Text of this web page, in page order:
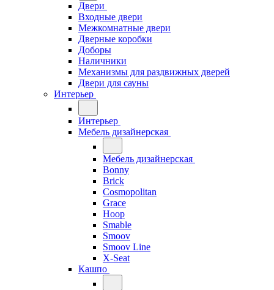
Двери
Входные двери
Межкомнатные двери
Дверные коробки
Доборы
Наличники
Механизмы для раздвижных дверей
Двери для сауны
Интерьер
Интерьер
Мебель дизайнерская
Мебель дизайнерская
Bonny
Brick
Cosmopolitan
Grace
Hoop
Smable
Smoov
Smoov Line
X-Seat
Кашпо